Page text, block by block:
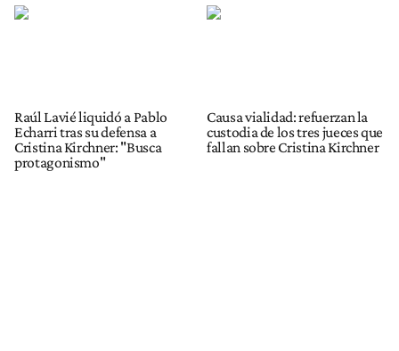
Raúl Lavié liquidó a Pablo
Echarri tras su defensa a
Cristina Kirchner: "Busca
protagonismo"
Causa vialidad: refuerzan la
custodia de los tres jueces que
fallan sobre Cristina Kirchner